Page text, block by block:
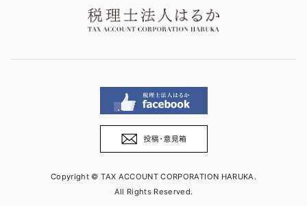
Copyright © TAX ACCOUNT CORPORATION HARUKA.
All Rights Reserved.